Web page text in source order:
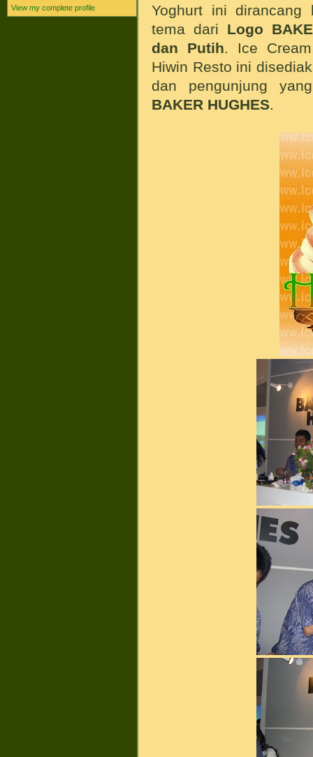
View my complete profile
Yoghurt ini dirancang
tema dari Logo
dan Putih . Ice
Hiwin Resto ini
dan pengunjung
BAKER HUGHES